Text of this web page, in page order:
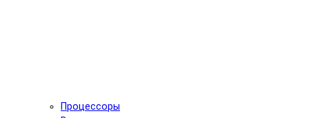
Процессоры